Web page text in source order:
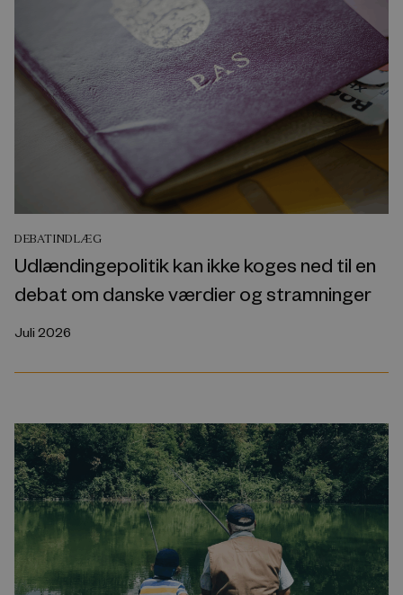
DEBATINDLÆG
Udlændingepolitik kan ikke koges ned til en
debat om danske værdier og stramninger
Juli 2026